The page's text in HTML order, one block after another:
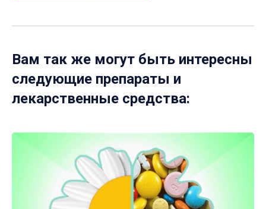
Вам так же могут быть интересны
следующие препараты и
лекарственные средства: